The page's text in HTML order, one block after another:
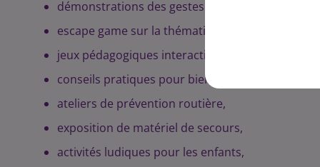
démonstrations des gestes de premiers secours,
escape game sur la thématique des risques,
jeux pédagogiques interactifs,
conseils pratiques pour bien réagir en cas de
ateliers de prévention routière,
exposition de matériel de secours,
activités ludiques pour les enfants,